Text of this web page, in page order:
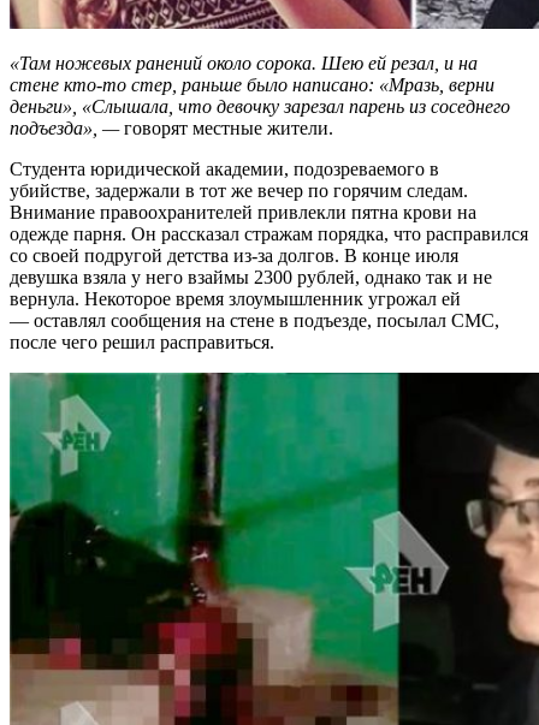
«Там ножевых ранений около сорока. Шею ей резал, и на
стене кто-то стер, раньше было написано: «Мразь, верни
деньги», «Слышала, что девочку зарезал парень из соседнего
подъезда», —говорят местные жители.
Студента юридической академии, подозреваемого в
убийстве, задержали в тот же вечер по горячим следам.
Внимание правоохранителей привлекли пятна крови на
одежде парня. Он рассказал стражам порядка, что расправился
со своей подругой детства из-за долгов. В конце июля
девушка взяла у него взаймы 2300 рублей, однако так и не
вернула. Некоторое время злоумышленник угрожал ей
— оставлял сообщения на стене в подъезде, посылал СМС,
после чего решил расправиться.